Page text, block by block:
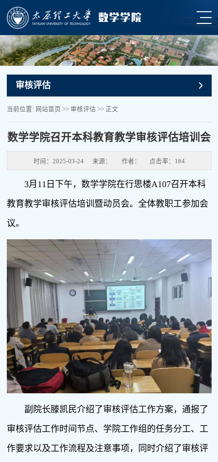
审核评估
当前位置: 网站首页 >> 审核评估 >> 正文
数学学院召开本科教育教学审核评估培训会
时间：2025-03-24 来源： 作者： 点击率： 184
3月11日下午，数学学院在行思楼A107召开本科
教育教学审核评估培训暨动员会。全体教职工参加会
议。
副院长滕凯民介绍了审核评估工作方案，通报了
审核评估工作时间节点、学院工作组的任务分工、工
作要求以及工作流程及注意事项，同时介绍了审核评